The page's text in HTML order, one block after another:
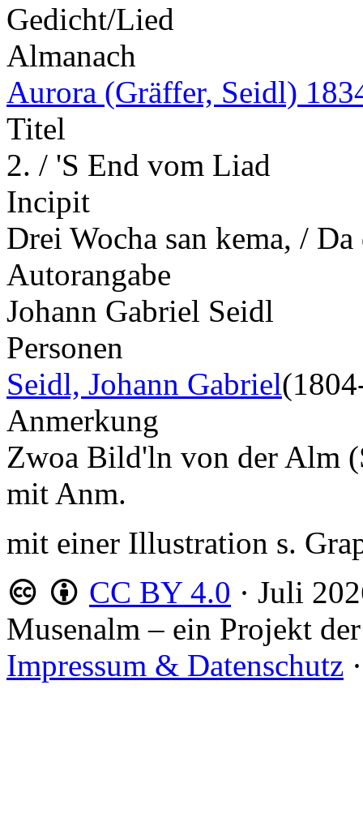
Gedicht/Lied
Almanach
Aurora (Gräffer, Seidl)
Titel
2. / 'S End vom Liad
Incipit
Drei Wocha san kema, /
Autorangabe
Johann Gabriel Seidl
Personen
Seidl, Johann Gabriel
Anmerkung
Zwoa Bild'ln von der Alm
mit Anm.
mit einer Illustration s.
CC BY 4.0 · Juli
Musenalm – ein Projekt der
Impressum & Datenschutz ·